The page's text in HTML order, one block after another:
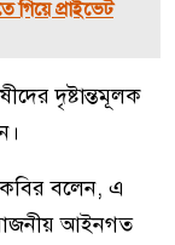
গিয়ে প্রাইভেট
দৃষ্টান্তমূলক
কবির বলেন, এ
আইনগত